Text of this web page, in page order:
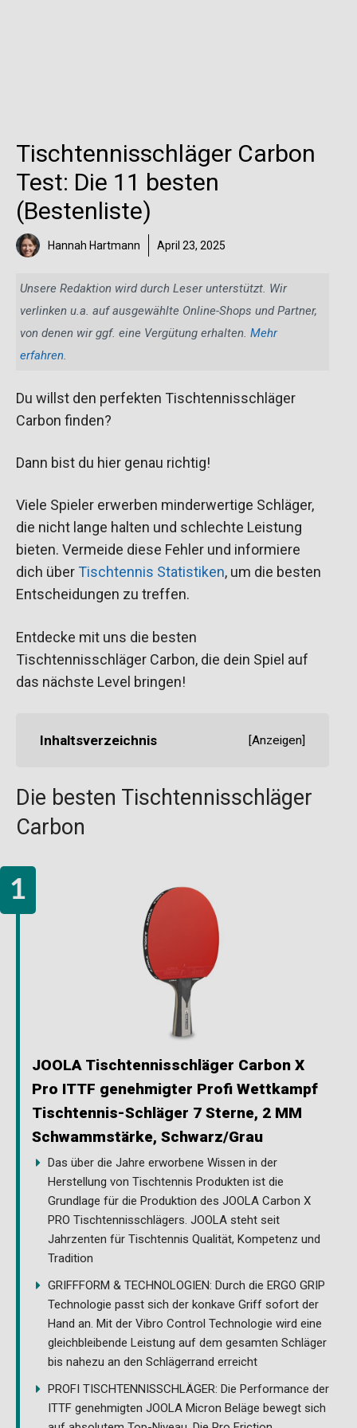
Tischtennisschläger Carbon
Test: Die 11 besten
(Bestenliste)
Hannah Hartmann April 23, 2025
Unsere Redaktion wird durch Leser unterstützt. Wir
verlinken u.a. auf ausgewählte Online-Shops und Partner,
von denen wir ggf. eine Vergütung erhalten. Mehr
erfahren.
Du willst den perfekten Tischtennisschläger
Carbon finden?
Dann bist du hier genau richtig!
Viele Spieler erwerben minderwertige Schläger,
die nicht lange halten und schlechte Leistung
bieten. Vermeide diese Fehler und informiere
dich über Tischtennis Statistiken, um die besten
Entscheidungen zu treffen.
Entdecke mit uns die besten
Tischtennisschläger Carbon, die dein Spiel auf
das nächste Level bringen!
Inhaltsverzeichnis [Anzeigen]
Die besten Tischtennisschläger
Carbon
JOOLA Tischtennisschläger Carbon X
Pro ITTF genehmigter Profi Wettkampf
Tischtennis-Schläger 7 Sterne, 2 MM
Schwammstärke, Schwarz/Grau
Das über die Jahre erworbene Wissen in der
Herstellung von Tischtennis Produkten ist die
Grundlage für die Produktion des JOOLA Carbon X
PRO Tischtennisschlägers. JOOLA steht seit
Jahrzenten für Tischtennis Qualität, Kompetenz und
Tradition
GRIFFFORM & TECHNOLOGIEN: Durch die ERGO GRIP
Technologie passt sich der konkave Griff sofort der
Hand an. Mit der Vibro Control Technologie wird eine
gleichbleibende Leistung auf dem gesamten Schläger
bis nahezu an den Schlägerrand erreicht
PROFI TISCHTENNISSCHLÄGER: Die Performance der
ITTF genehmigten JOOLA Micron Beläge bewegt sich